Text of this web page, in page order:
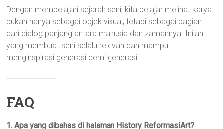
Dengan mempelajari sejarah seni, kita belajar melihat karya
bukan hanya sebagai objek visual, tetapi sebagai bagian
dari dialog panjang antara manusia dan zamannya. Inilah
yang membuat seni selalu relevan dan mampu
menginspirasi generasi demi generasi.
FAQ
1. Apa yang dibahas di halaman History ReformasiArt?